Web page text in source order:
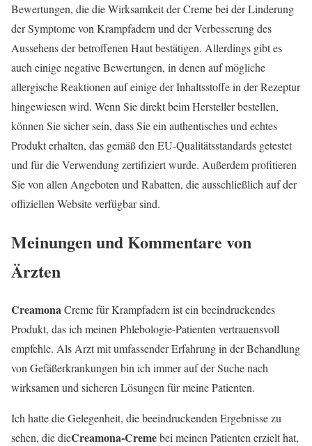
Bewertungen, die die Wirksamkeit der Creme bei der Linderung
der Symptome von Krampfadern und der Verbesserung des
Aussehens der betroffenen Haut bestätigen. Allerdings gibt es
auch einige negative Bewertungen, in denen auf mögliche
allergische Reaktionen auf einige der Inhaltsstoffe in der Rezeptur
hingewiesen wird. Wenn Sie direkt beim Hersteller bestellen,
können Sie sicher sein, dass Sie ein authentisches und echtes
Produkt erhalten, das gemäß den EU-Qualitätsstandards getestet
und für die Verwendung zertifiziert wurde. Außerdem profitieren
Sie von allen Angeboten und Rabatten, die ausschließlich auf der
offiziellen Website verfügbar sind.
Meinungen und Kommentare von
Ärzten
CreamonaCreme für Krampfadern ist ein beeindruckendes
Produkt, das ich meinen Phlebologie-Patienten vertrauensvoll
empfehle. Als Arzt mit umfassender Erfahrung in der Behandlung
von Gefäßerkrankungen bin ich immer auf der Suche nach
wirksamen und sicheren Lösungen für meine Patienten.
Ich hatte die Gelegenheit, die beeindruckenden Ergebnisse zu
sehen, die dieCreamona-Cremebei meinen Patienten erzielt hat,